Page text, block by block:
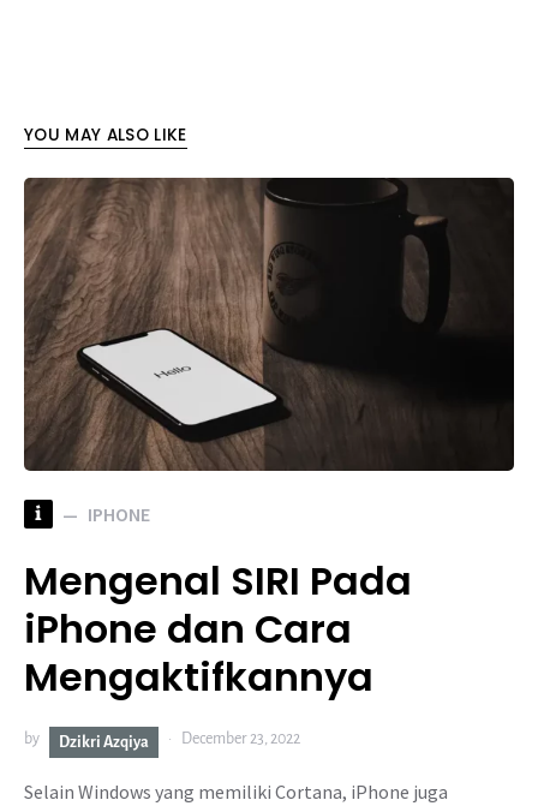
YOU MAY ALSO LIKE
i IPHONE
Mengenal SIRI Pada
iPhone dan Cara
Mengaktifkannya
by Dzikri Azqiya December 23, 2022
Selain Windows yang memiliki Cortana, iPhone juga